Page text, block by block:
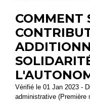
COMMENT
Vérifié le 01 Jan 2023 -
administrative (Première